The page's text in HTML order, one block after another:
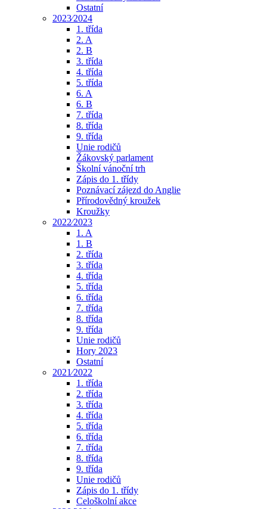
Ostatní
2023⁄2024
1. třída
2. A
2. B
3. třída
4. třída
5. třída
6. A
6. B
7. třída
8. třída
9. třída
Unie rodičů
Žákovský parlament
Školní vánoční trh
Zápis do 1. třídy
Poznávací zájezd do Anglie
Přírodovědný kroužek
Kroužky
2022⁄2023
1. A
1. B
2. třída
3. třída
4. třída
5. třída
6. třída
7. třída
8. třída
9. třída
Unie rodičů
Hory 2023
Ostatní
2021⁄2022
1. třída
2. třída
3. třída
4. třída
5. třída
6. třída
7. třída
8. třída
9. třída
Unie rodičů
Zápis do 1. třídy
Celoškolní akce